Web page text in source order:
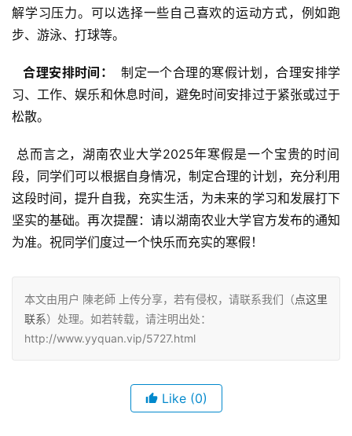
解学习压力。可以选择一些自己喜欢的运动方式，例如跑
步、游泳、打球等。
  合理安排时间：
制定一个合理的寒假计划，合理安排学
习、工作、娱乐和休息时间，避免时间安排过于紧张或过于
松散。
段，同学们可以根据自身情况，制定合理的计划，充分利用
这段时间，提升自我，充实生活，为未来的学习和发展打下
坚实的基础。再次提醒：请以湖南农业大学官方发布的通知
为准。祝同学们度过一个快乐而充实的寒假！
本文由用户 陳老師 上传分享，若有侵权，请联系我们（点这里
联系）处理。如若转载，请注明出处：
http://www.yyquan.vip/5727.html
Like (0)